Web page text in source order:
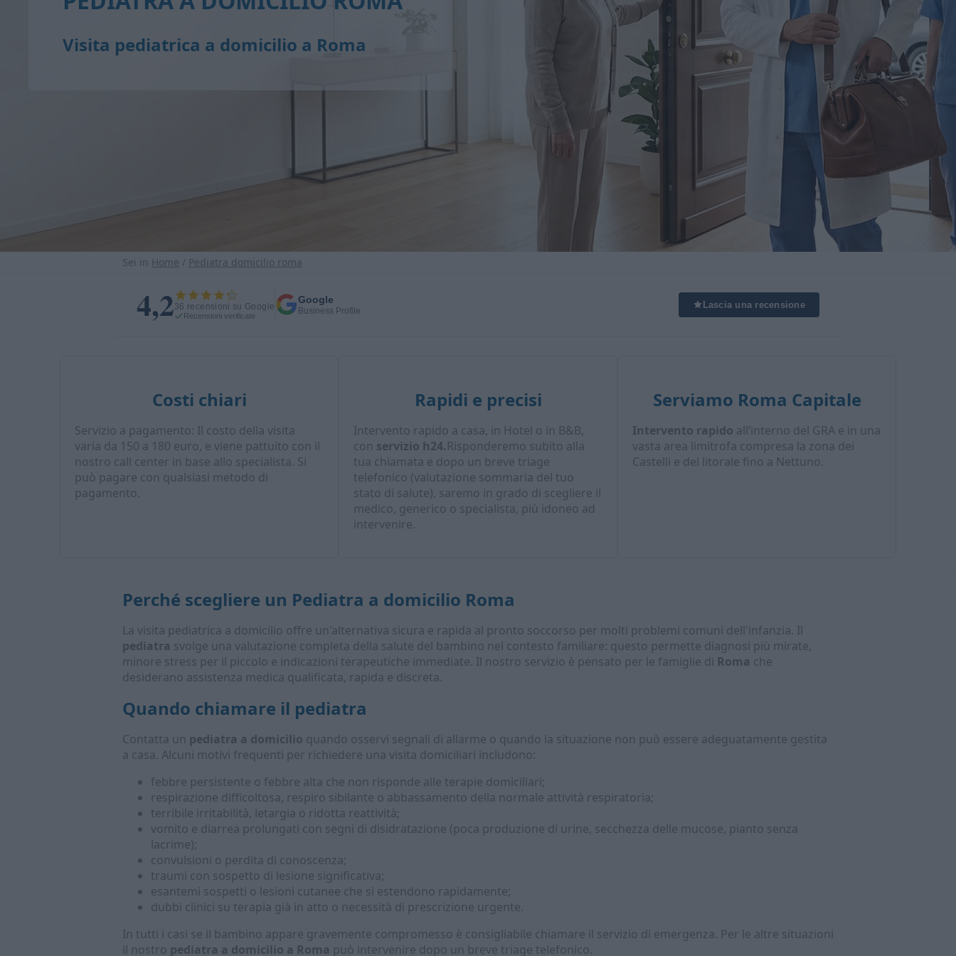
Visita pediatrica a domicilio a Roma
Sei in Home / Pediatra domicilio roma
4,236 recensioni su Google
Recensioni verificate
Google
Business Profile
Lascia una recensione
Costi chiari
Servizio a pagamento: Il costo della visita
varia da 150 a 180 euro, e viene pattuito con il
nostro call center in base allo specialista. Si
può pagare con qualsiasi metodo di
pagamento.
Rapidi e precisi
Intervento rapido a casa, in Hotel o in B&B,
con servizio h24.Risponderemo subito alla
tua chiamata e dopo un breve triage
telefonico (valutazione sommaria del tuo
stato di salute), saremo in grado di scegliere il
medico, generico o specialista, più idoneo ad
intervenire.
Serviamo Roma Capitale
Intervento rapido all’interno del GRA e in una
vasta area limitrofa compresa la zona dei
Castelli e del litorale fino a Nettuno.
Perché scegliere un Pediatra a domicilio Roma
La visita pediatrica a domicilio offre un'alternativa sicura e rapida al pronto soccorso per molti problemi comuni dell'infanzia. Il
pediatra svolge una valutazione completa della salute del bambino nel contesto familiare: questo permette diagnosi più mirate,
minore stress per il piccolo e indicazioni terapeutiche immediate. Il nostro servizio è pensato per le famiglie di Roma che
desiderano assistenza medica qualificata, rapida e discreta.
Quando chiamare il pediatra
Contatta un pediatra a domicilio quando osservi segnali di allarme o quando la situazione non può essere adeguatamente gestita
a casa. Alcuni motivi frequenti per richiedere una visita domiciliari includono:
febbre persistente o febbre alta che non risponde alle terapie domiciliari;
respirazione difficoltosa, respiro sibilante o abbassamento della normale attività respiratoria;
terribile irritabilità, letargia o ridotta reattività;
vomito e diarrea prolungati con segni di disidratazione (poca produzione di urine, secchezza delle mucose, pianto senza
lacrime);
convulsioni o perdita di conoscenza;
traumi con sospetto di lesione significativa;
esantemi sospetti o lesioni cutanee che si estendono rapidamente;
dubbi clinici su terapia già in atto o necessità di prescrizione urgente.
In tutti i casi se il bambino appare gravemente compromesso è consigliabile chiamare il servizio di emergenza. Per le altre situazioni
il nostro pediatra a domicilio a Roma può intervenire dopo un breve triage telefonico.